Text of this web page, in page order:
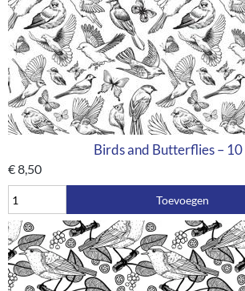
Birds and Butterflies – 10
€8,50
Toevoegen